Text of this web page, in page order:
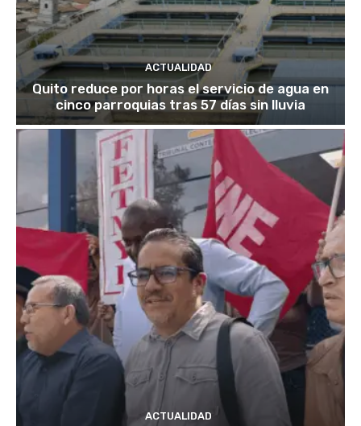
ACTUALIDAD
Quito reduce por horas el servicio de agua en
cinco parroquias tras 57 días sin lluvia
ACTUALIDAD